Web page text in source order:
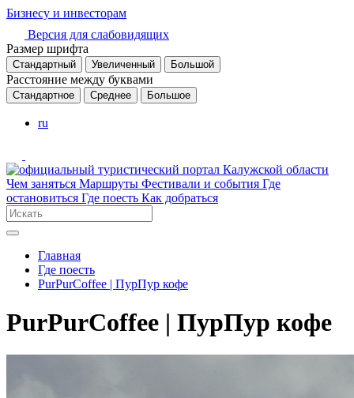
Бизнесу и инвесторам
Версия для слабовидящих
Размер шрифта
Стандартный Увеличенный Большой
Расстояние между буквами
Стандартное Среднее Большое
ru
Чем заняться Маршруты Фестивали и события Где
остановиться Где поесть Как добраться
Главная
Где поесть
PurPurCoffee | ПурПур кофе
PurPurCoffee | ПурПур кофе